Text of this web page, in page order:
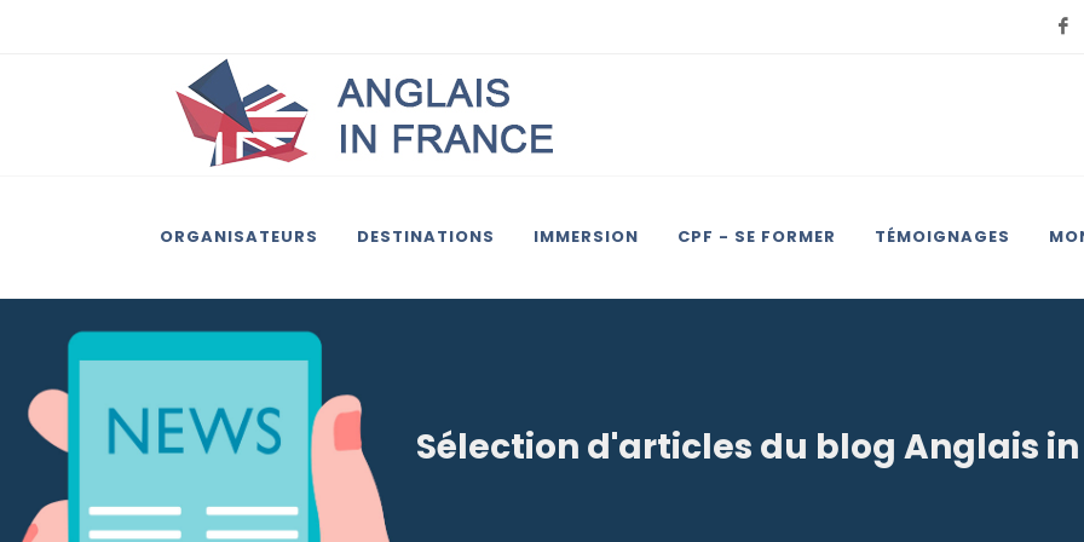
ORGANISATEURS DESTINATIONS IMMERSION CPF - SE FORMER TÉMOIGNAGES
Sélection d'articles du blog Anglais